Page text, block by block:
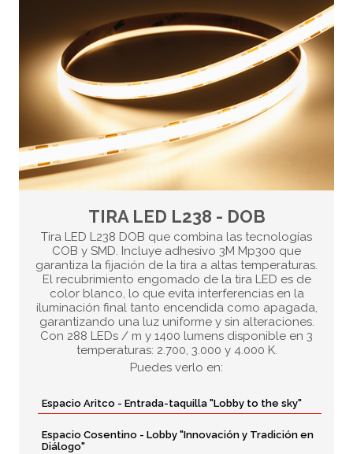
TIRA LED L238 - DOB
Tira LED L238 DOB que combina las tecnologías
COB y SMD. Incluye adhesivo 3M Mp300 que
garantiza la fijación de la tira a altas temperaturas.
El recubrimiento engomado de la tira LED es de
color blanco, lo que evita interferencias en la
iluminación final tanto encendida como apagada,
garantizando una luz uniforme y sin alteraciones.
Con 288 LEDs / m y 1400 lumens disponible en 3
temperaturas: 2.700, 3.000 y 4.000 K.
Puedes verlo en:
Espacio Aritco - Entrada-taquilla "Lobby to the sky"
Espacio Cosentino - Lobby "Innovación y Tradición en
Diálogo"